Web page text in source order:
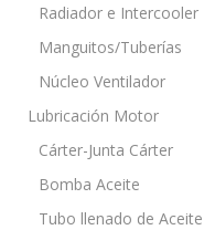
Radiador e Intercooler
Manguitos/Tuberías
Núcleo Ventilador
Lubricación Motor
Cárter-Junta Cárter
Bomba Aceite
Tubo llenado de Aceite